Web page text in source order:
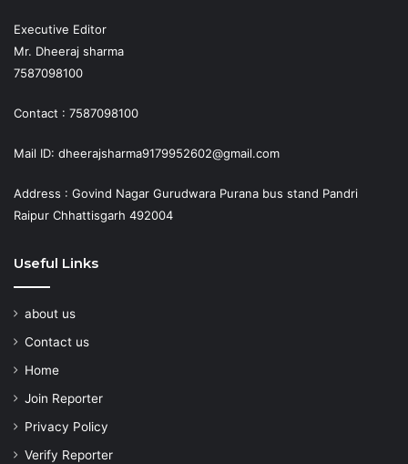
Executive Editor
Mr. Dheeraj sharma
7587098100
Contact : 7587098100
Mail ID: dheerajsharma9179952602@gmail.com
Address : Govind Nagar Gurudwara Purana bus stand Pandri
Raipur Chhattisgarh 492004
Useful Links
about us
Contact us
Home
Join Reporter
Privacy Policy
Verify Reporter